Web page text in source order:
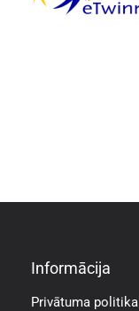
Informācija
Privātuma politika